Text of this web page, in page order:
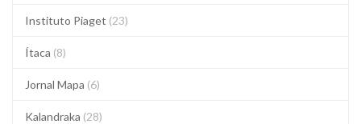
Instituto Piaget (23)
Ítaca (8)
Jornal Mapa (6)
Kalandraka (28)